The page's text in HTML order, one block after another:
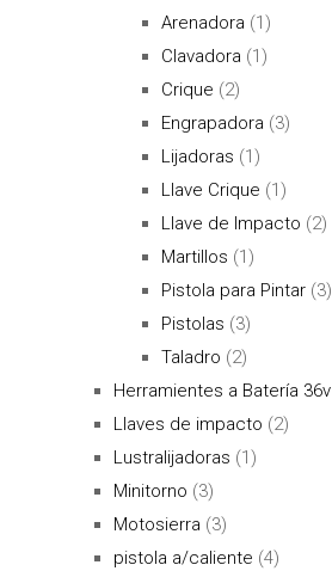
Arenadora (1)
Clavadora (1)
Crique (2)
Engrapadora (3)
Lijadoras (1)
Llave Crique (1)
Llave de Impacto (2)
Martillos (1)
Pistola para Pintar (3)
Pistolas (3)
Taladro (2)
Herramientes a Batería 36v
Llaves de impacto (2)
Lustralijadoras (1)
Minitorno (3)
Motosierra (3)
pistola a/caliente (4)